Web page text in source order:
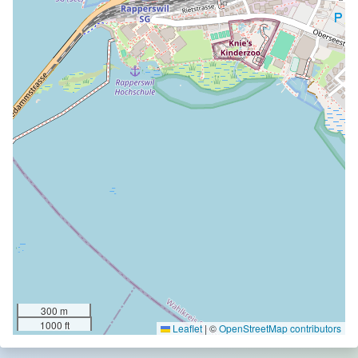
300 m
1000 ft
Leaflet |©OpenStreetMap contributors